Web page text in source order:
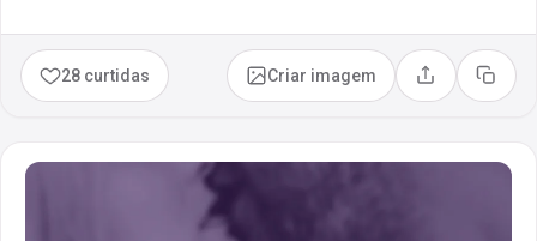
28 curtidas Criar imagem Compartilhar
Copiar